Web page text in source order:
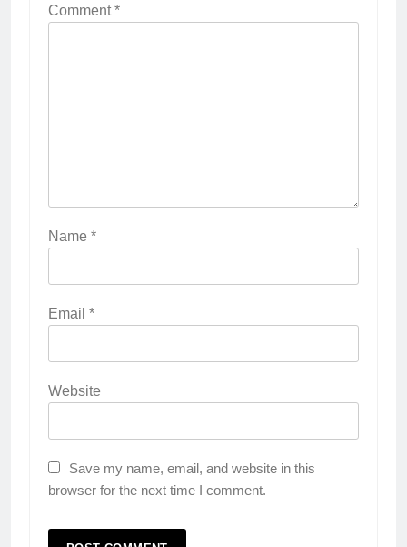
Comment*
Name *
Email *
Website
Save my name, email, and website in this
browser for the next time I comment.